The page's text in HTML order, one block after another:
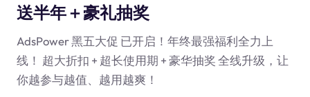
送半年＋豪礼抽奖
AdsPower 黑五大促 已开启！年终最强福利全力上
线！ 超大折扣 + 超长使用期 + 豪华抽奖 全线升级，让
你越参与越值、越用越爽！